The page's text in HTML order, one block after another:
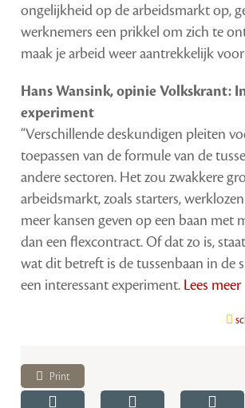
ongelijkheid op de arbeidsmarkt op,
werknemers een prikkel om zich te
maak je arbeid weer aantrekkelijk voor
Hans Wansink, opinie Volkskrant:
experiment
“Verschillende deskundigen pleiten
toepassen van de formule van de
andere sectoren. Het zou zwakkere
arbeidsmarkt, zoals starters,
meer kansen geven op een baan met
dan een flexcontract. Of dat zo is,
wat dit betreft is de tussenbaan in de
een interessant experiment. Lees meer
Print